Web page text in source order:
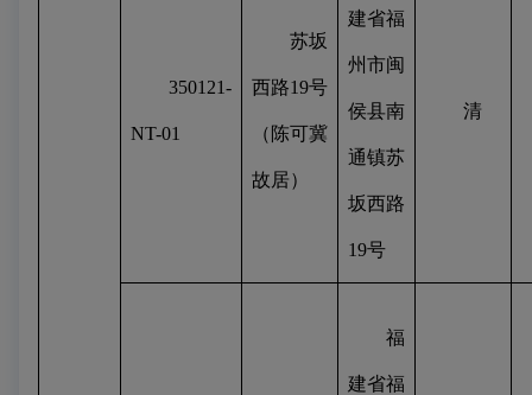
350121-
NT-01
苏坂
西路19号
（陈可冀
故居）
建省福
州市闽
侯县南
通镇苏
坂西路
19号
清
福
建省福